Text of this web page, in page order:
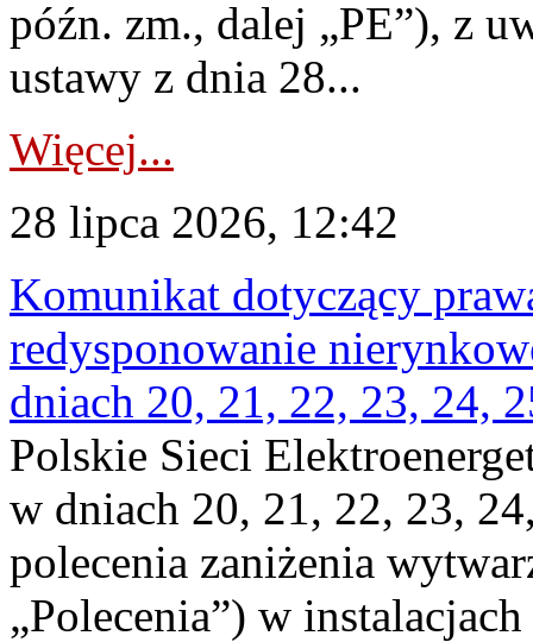
późn. zm., dalej „PE”), z
ustawy z dnia 28...
Więcej...
28 lipca 2026, 12:42
Komunikat dotyczący
redysponowanie
dniach 20, 21, 22, 23, 24,
Polskie Sieci
w dniach 20, 21, 22, 23,
polecenia zaniżenia
„Polecenia”) w